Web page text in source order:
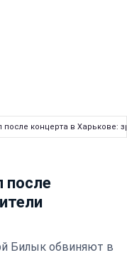
после концерта в Харькове:
после
Билык обвиняют в